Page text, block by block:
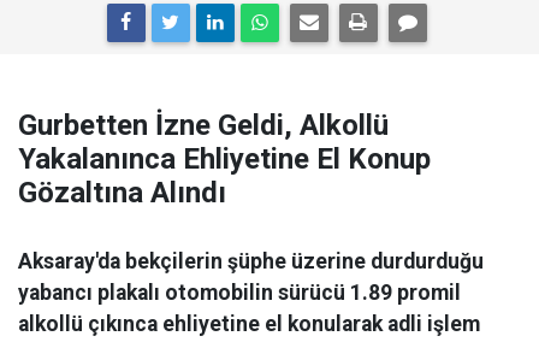
Gurbetten İzne Geldi, Alkollü
Yakalanınca Ehliyetine El Konup
Gözaltına Alındı
Aksaray'da bekçilerin şüphe üzerine durdurduğu
yabancı plakalı otomobilin sürücü 1.89 promil
alkollü çıkınca ehliyetine el konularak adli işlem